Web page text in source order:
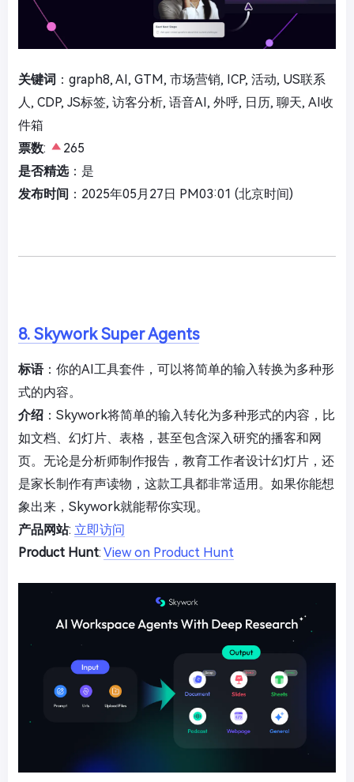
关键词 ：graph8, AI, GTM, 市场营销, ICP, 活动, US联系
人, CDP, JS标签, 访客分析, 语音AI, 外呼, 日历, 聊天, AI收
件箱
票数:
265
是否精选：是
发布时间 ：2025年05月27日 PM03:01 (北京时间)
8. Skywork Super Agents
标语：你的AI工具套件，可以将简单的输入转换为多种形
式的内容。
介绍 ：Skywork将简单的输入转化为多种形式的内容，比
如文档、幻灯片、表格，甚至包含深入研究的播客和网
页。无论是分析师制作报告，教育工作者设计幻灯片，还
是家长制作有声读物，这款工具都非常适用。如果你能想
象出来，Skywork就能帮你实现。
产品网站: 立即访问
Product Hunt: View on Product Hunt